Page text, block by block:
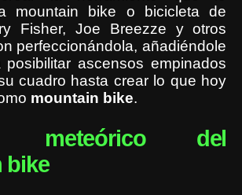
mountain bike o bicicleta de
Fisher, Joe Breezze y otros
perfeccionándola, añadiéndole
posibilitar ascensos empinados
cuadro hasta crear lo que hoy
mountain bike.
meteórico del
bike